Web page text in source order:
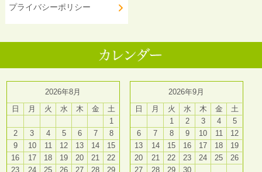
プライバシーポリシー
2026年8月
日
月 火 水 木 金
土
1
2
3 4 5 6 7
8
9
10 11 12 13 14
15
16
17 18 19 20 21
22
23
24 25 26 27 28
29
2026年9月
日
月 火 水 木 金
土
1
2 3 4
5
6
7 8 9 10 11
12
13
14 15 16 17 18
19
20
21 22 23 24 25
26
27
28 29 30